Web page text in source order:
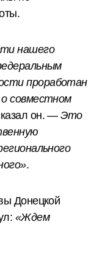
нашего
проработан
о совместном
он. —Это
.
Донецкой
«Ждем